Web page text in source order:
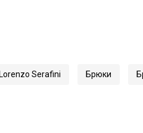
Serafini Брюки